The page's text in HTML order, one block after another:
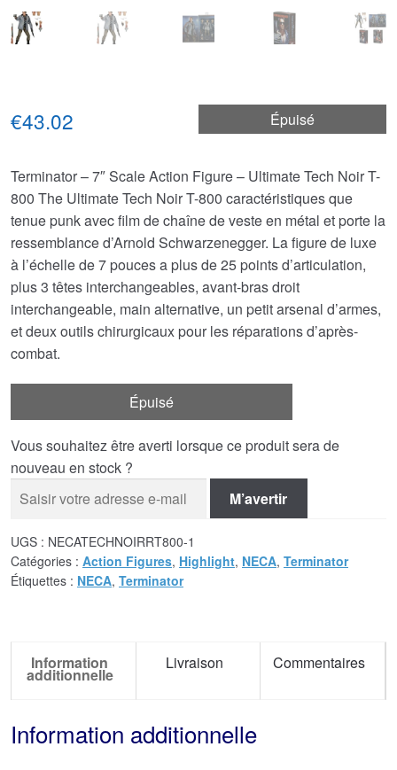
Épuisé
€43.02
Terminator – 7″ Scale Action Figure – Ultimate Tech Noir T-
800 The Ultimate Tech Noir T-800 caractéristiques que
tenue punk avec film de chaîne de veste en métal et porte la
ressemblance d’Arnold Schwarzenegger. La figure de luxe
à l’échelle de 7 pouces a plus de 25 points d’articulation,
plus 3 têtes interchangeables, avant-bras droit
interchangeable, main alternative, un petit arsenal d’armes,
et deux outils chirurgicaux pour les réparations d’après-
combat.
Épuisé
Vous souhaitez être averti lorsque ce produit sera de
nouveau en stock ?
M’avertir
UGS : NECATECHNOIRRT800-1
Catégories : Action Figures, Highlight, NECA, Terminator
Étiquettes : NECA, Terminator
Information
additionnelle
Livraison Commentaires
Information additionnelle